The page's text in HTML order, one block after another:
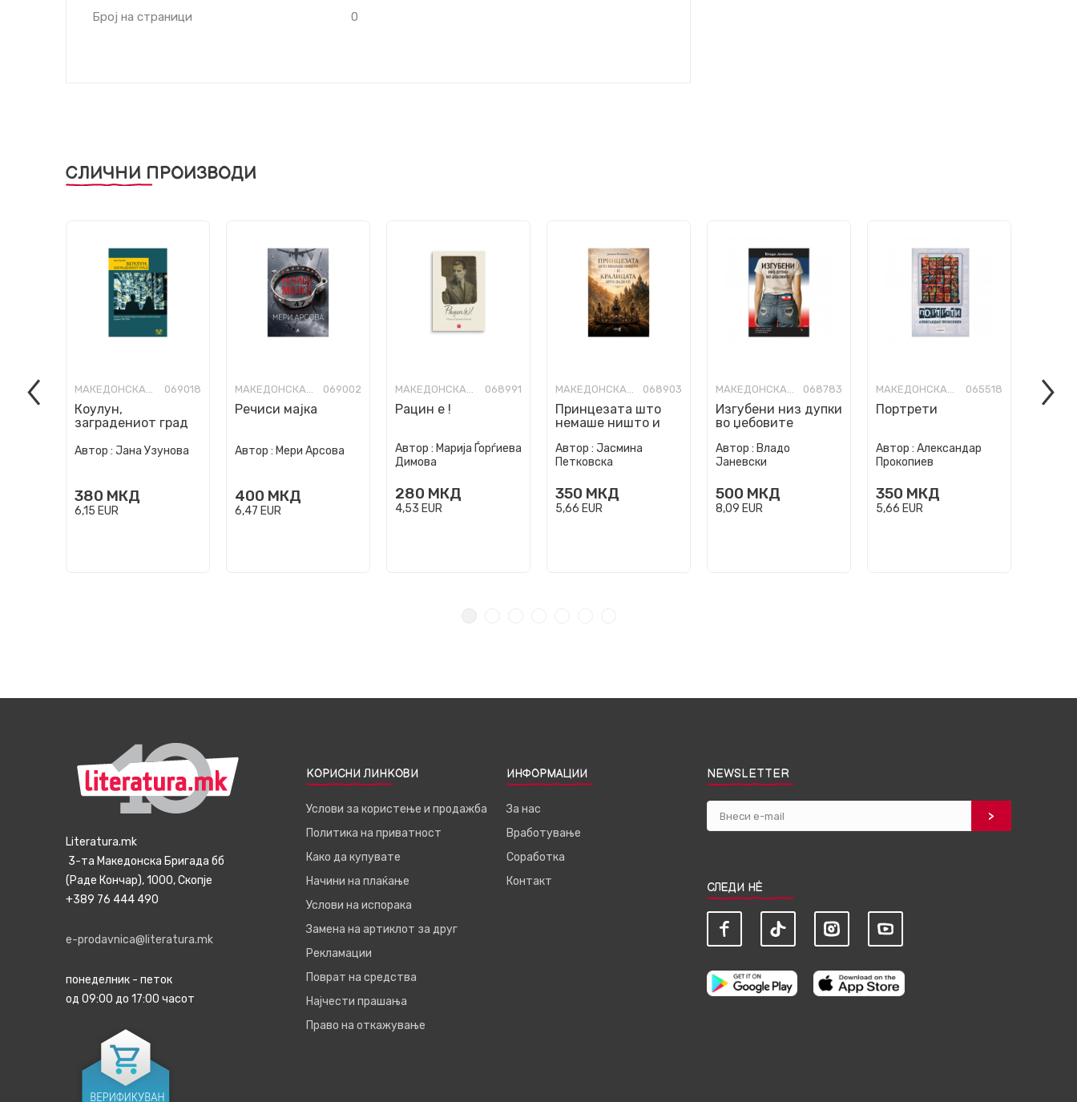
Број на страници 0
СЛИЧНИ ПРОИЗВОДИ
МАКЕДОНСКА КНИЖЕВНОСТ 069018
Коулун,
заградениот град
Автор : Јана Узунова
380 МКД
6,15 EUR
МАКЕДОНСКА КНИЖЕВНОСТ 069002
Речиси мајка
Автор : Мери Арсова
400 МКД
6,47 EUR
МАКЕДОНСКА КНИЖЕВНОСТ 068991
Рацин е !
Автор : Марија Ѓорѓиева
Димова
280 МКД
4,53 EUR
МАКЕДОНСКА КНИЖЕВНОСТ 068903
Принцезата што
немаше ништо и
даде се
Автор : Јасмина
Петковска
350 МКД
5,66 EUR
МАКЕДОНСКА КНИЖЕВНОСТ 068783
Изгубени низ дупки
во џебовите
Автор : Владо
Јаневски
500 МКД
8,09 EUR
МАКЕДОНСКА КНИЖЕВНОСТ 065518
Портрети
Автор : Александар
Прокопиев
350 МКД
5,66 EUR
Literatura.mk
3-та Македонска Бригада бб
(Раде Кончар), 1000, Скопје
+389 76 444 490
e-prodavnica@literatura.mk
понеделник - петок
од 09:00 до 17:00 часот
КОРИСНИ ЛИНКОВИ
Услови за користење и продажба
Политика на приватност
Како да купувате
Начини на плаќање
Услови на испорака
Замена на артиклот за друг
Рекламации
Поврат на средства
Најчести прашања
Право на откажување
ИНФОРМАЦИИ
За нас
Вработување
Соработка
Контакт
NEWSLETTER
СЛЕДИ НЀ